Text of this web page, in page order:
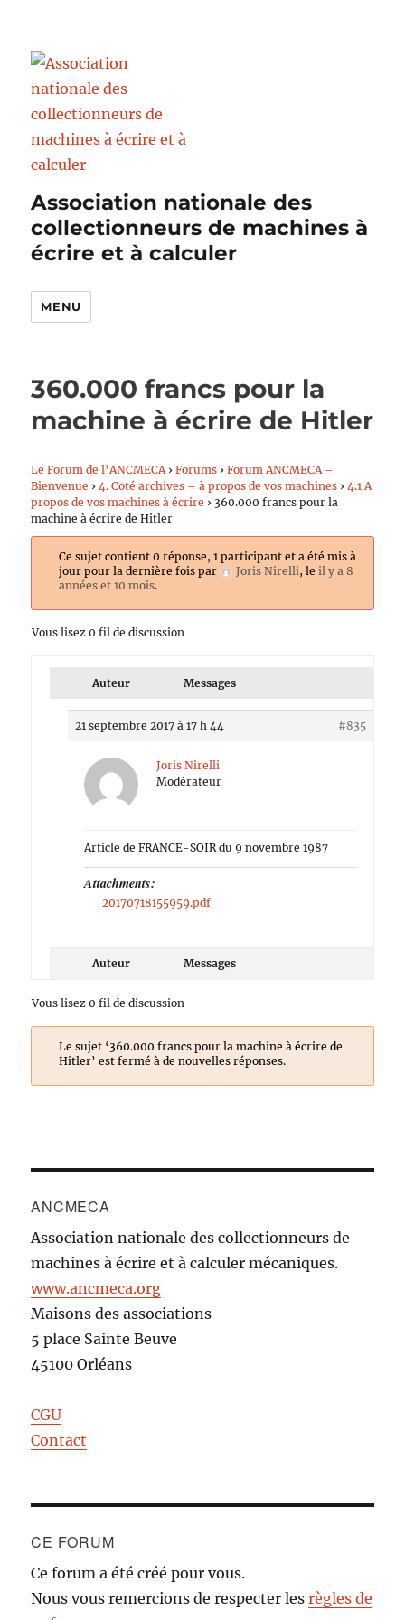
Association nationale des
collectionneurs de machines à
écrire et à calculer
MENU
360.000 francs pour la
machine à écrire de Hitler
Le Forum de l’ANCMECA › Forums › Forum ANCMECA –
Bienvenue › 4. Coté archives – à propos de vos machines › 4.1 A
propos de vos machines à écrire › 360.000 francs pour la
machine à écrire de Hitler
Ce sujet contient 0 réponse, 1 participant et a été mis à
jour pour la dernière fois par
Joris Nirelli, le il y a 8
années et 10 mois.
Vous lisez 0 fil de discussion
Auteur Messages
21 septembre 2017 à 17 h 44 #835
Joris Nirelli
Modérateur
Article de FRANCE-SOIR du 9 novembre 1987
Attachments:
20170718155959.pdf
Auteur Messages
Vous lisez 0 fil de discussion
Le sujet ‘360.000 francs pour la machine à écrire de
Hitler’ est fermé à de nouvelles réponses.
ANCMECA
Association nationale des collectionneurs de
machines à écrire et à calculer mécaniques.
www.ancmeca.org
Maisons des associations
5 place Sainte Beuve
45100 Orléans
CGU
Contact
CE FORUM
Ce forum a été créé pour vous.
Nous vous remercions de respecter lesrègles de